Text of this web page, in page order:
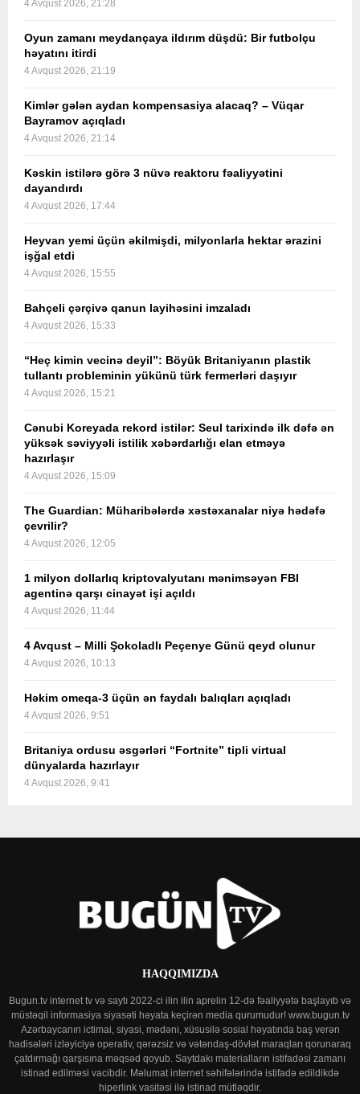
4 Avqust 2026, 21:28
Oyun zamanı meydançaya ildırım düşdü: Bir futbolçu
həyatını itirdi
4 Avqust 2026, 21:19
Kimlər gələn aydan kompensasiya alacaq? – Vüqar
Bayramov açıqladı
4 Avqust 2026, 21:14
Kəskin istilərə görə 3 nüvə reaktoru fəaliyyətini
dayandırdı
4 Avqust 2026, 17:44
Heyvan yemi üçün əkilmişdi, milyonlarla hektar ərazini
işğal etdi
4 Avqust 2026, 15:55
Bahçeli çərçivə qanun layihəsini imzaladı
4 Avqust 2026, 15:33
“Heç kimin vecinə deyil”: Böyük Britaniyanın plastik
tullantı probleminin yükünü türk fermerləri daşıyır
4 Avqust 2026, 15:21
Cənubi Koreyada rekord istilər: Seul tarixində ilk dəfə ən
yüksək səviyyəli istilik xəbərdarlığı elan etməyə
hazırlaşır
4 Avqust 2026, 15:09
The Guardian: Müharibələrdə xəstəxanalar niyə hədəfə
çevrilir?
4 Avqust 2026, 12:05
1 milyon dollarlıq kriptovalyutanı mənimsəyən FBI
agentinə qarşı cinayət işi açıldı
4 Avqust 2026, 11:44
4 Avqust – Milli Şokoladlı Peçenye Günü qeyd olunur
4 Avqust 2026, 10:13
Həkim omeqa-3 üçün ən faydalı balıqları açıqladı
4 Avqust 2026, 9:51
Britaniya ordusu əsgərləri “Fortnite” tipli virtual
dünyalarda hazırlayır
4 Avqust 2026, 9:41
HAQQIMIZDA
Bugun.tv internet tv və saytı 2022-ci ilin ilin aprelin 12-də fəaliyyətə başlayıb və
müstəqil informasiya siyasəti həyata keçirən media qurumudur! www.bugun.tv
Azərbaycanın ictimai, siyasi, mədəni, xüsusilə sosial həyatında baş verən
hadisələri izləyiciyə operativ, qərəzsiz və vətəndaş-dövlət maraqları qorunaraq
çatdırmağı qarşısına məqsəd qoyub. Saytdakı materialların istifadəsi zamanı
istinad edilməsi vacibdir. Məlumat internet səhifələrində istifadə edildikdə
hiperlink vasitəsi ilə istinad mütləqdir.